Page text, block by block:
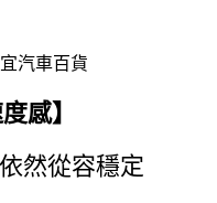
感】
然從容穩定